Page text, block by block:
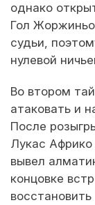
однако
Гол
судьи,
нулевой
Во втором
атаковать и
После
Лукас Африко
вывел
концовке